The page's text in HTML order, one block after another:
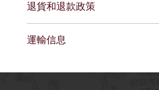
方，例如尺碼、材料、保養和清
的空間，可以寫出該產品的特殊
該產品中受益。
退貨和退款政策
客戶知道如果他們對購買不滿意
運輸信息
的更多信息的好地方。提供有關